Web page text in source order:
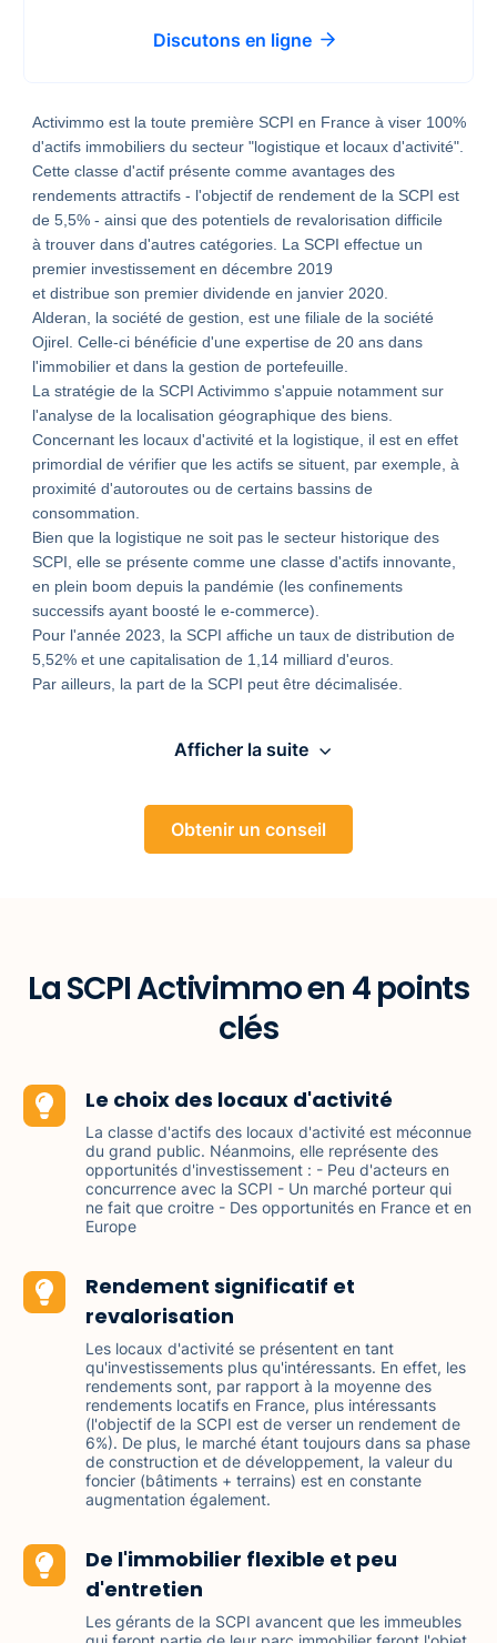
Discutons en ligne
Activimmo est la toute première SCPI en France à viser 100%
d'actifs immobiliers du secteur "logistique et locaux d'activité".
Cette classe d'actif présente comme avantages des
rendements attractifs - l'objectif de rendement de la SCPI est
de 5,5% - ainsi que des potentiels de revalorisation difficile
à trouver dans d'autres catégories. La SCPI effectue un
premier investissement en décembre 2019
et distribue son premier dividende en janvier 2020.
Alderan, la société de gestion, est une filiale de la société
Ojirel. Celle-ci bénéficie d'une expertise de 20 ans dans
l'immobilier et dans la gestion de portefeuille.
La stratégie de la SCPI Activimmo s'appuie notamment sur
l'analyse de la localisation géographique des biens.
Concernant les locaux d'activité et la logistique, il est en effet
primordial de vérifier que les actifs se situent, par exemple, à
proximité d'autoroutes ou de certains bassins de
consommation.
Bien que la logistique ne soit pas le secteur historique des
SCPI, elle se présente comme une classe d'actifs innovante,
en plein boom depuis la pandémie (les confinements
successifs ayant boosté le e-commerce).
Pour l'année 2023, la SCPI affiche un taux de distribution de
5,52% et une capitalisation de 1,14 milliard d'euros.
Par ailleurs, la part de la SCPI peut être décimalisée.
Afficher la suite
Obtenir un conseil
La SCPI Activimmo en 4 points
clés
Le choix des locaux d'activité
La classe d'actifs des locaux d'activité est méconnue
du grand public. Néanmoins, elle représente des
opportunités d'investissement : - Peu d'acteurs en
concurrence avec la SCPI - Un marché porteur qui
ne fait que croitre - Des opportunités en France et en
Europe
Rendement significatif et
revalorisation
Les locaux d'activité se présentent en tant
qu'investissements plus qu'intéressants. En effet, les
rendements sont, par rapport à la moyenne des
rendements locatifs en France, plus intéressants
(l'objectif de la SCPI est de verser un rendement de
6%). De plus, le marché étant toujours dans sa phase
de construction et de développement, la valeur du
foncier (bâtiments + terrains) est en constante
augmentation également.
De l'immobilier flexible et peu
d'entretien
Les gérants de la SCPI avancent que les immeubles